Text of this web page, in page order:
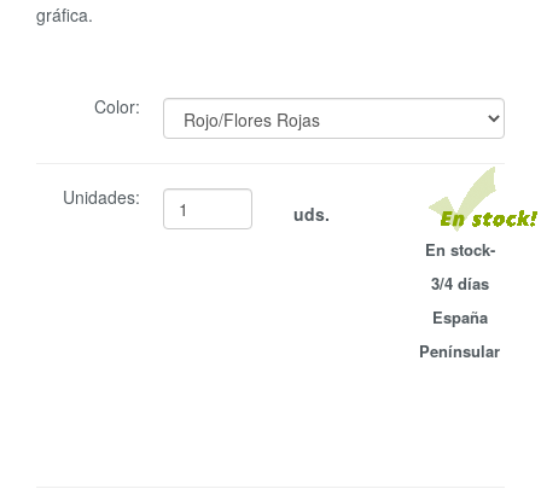
gráfica.
Color:
Unidades:
uds.
En stock-
3/4 días
España
Penínsular